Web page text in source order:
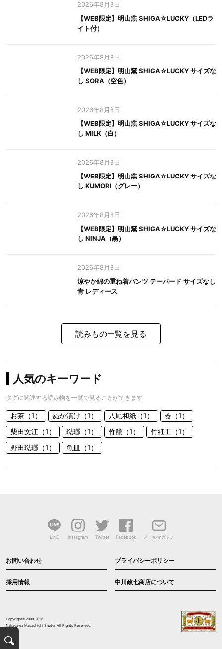
2026年8月8日
【WEB限定】明山窯 SHIGA☆LUCKY（LEDラ
イト付）
2026年8月8日
【WEB限定】明山窯 SHIGA☆LUCKY サイズな
し SORA（空色）
2026年8月8日
【WEB限定】明山窯 SHIGA☆LUCKY サイズな
し MILK（白）
2026年8月8日
【WEB限定】明山窯 SHIGA☆LUCKY サイズな
し KUMORI（グレー）
2026年8月8日
【WEB限定】明山窯 SHIGA☆LUCKY サイズな
し NINJA（黒）
2026年8月8日
涼やか綿の重ね着パンツ テーパード サイズなし
青 レディース
読みもの一覧を見る
人気のキーワード
タグに関連する読み物を一覧で見ることができます
お茶（1） ぬか漬け（1） 八尾和紙（1）
器（1）
柴田文江（1）
琺瑯（1） 竹籠（1）
竹細工（1）
野田琺瑯（1）
魚皿（1）
LINE Instagram Twitter Facebook メールマガジン
お問い合わせ プライバシーポリシー
採用情報 中川政七商店について
Copyright©2000-2026
Nakagawa Masashichi Shoten All Rights Reserved.
検